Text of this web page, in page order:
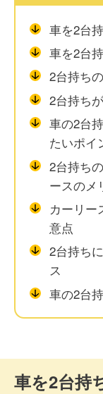
車を2台
車を2台
2台持ち
2台持ち
車の2台
たいポイ
2台持ち
ースのメ
カーリー
意点
2台持ち
ス
車の2台
車を2台持